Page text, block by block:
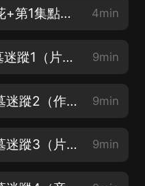
非我傾城000片花（片花+第1集點讚留言抽取VIP年卡） 4min
非我傾城001鮮花現古墓迷蹤1（片花+第1集點讚留言抽取會員年卡） 9min
非我傾城002鮮花現古墓迷蹤2（作者：墨舞碧歌） 9min
非我傾城003鮮花現古墓迷蹤3（片花旁白：寶木中陽） 9min